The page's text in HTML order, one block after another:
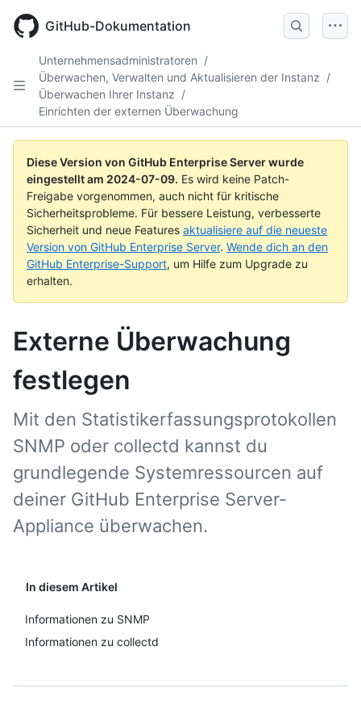
main
GitHub-Dokumentation
Unternehmensadministratoren /
Überwachen, Verwalten und Aktualisieren der Instanz /
Überwachen Ihrer Instanz /
Einrichten der externen Überwachung
Diese Version von GitHub Enterprise Server wurde
eingestellt am 2024-07-09. Es wird keine Patch-
Freigabe vorgenommen, auch nicht für kritische
Sicherheitsprobleme. Für bessere Leistung, verbesserte
Sicherheit und neue Features aktualisiere auf die neueste
Version von GitHub Enterprise Server. Wende dich an den
GitHub Enterprise-Support, um Hilfe zum Upgrade zu
erhalten.
Externe Überwachung
festlegen
Mit den Statistikerfassungsprotokollen
SNMP oder collectd kannst du
grundlegende Systemressourcen auf
deiner GitHub Enterprise Server-
Appliance überwachen.
In diesem Artikel
Informationen zu SNMP
Informationen zu collectd